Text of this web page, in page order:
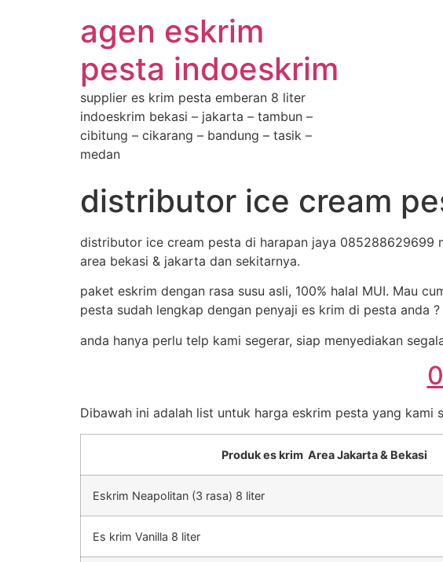
agen eskrim
pesta indoeskrim
supplier es krim pesta emberan 8 liter
indoeskrim bekasi – jakarta – tambun –
cibitung – cikarang – bandung – tasik –
medan
distributor ice cream
distributor ice cream pesta di harapan jaya 085288629699
area bekasi & jakarta dan sekitarnya.
paket eskrim dengan rasa susu asli, 100% halal MUI. Mau
pesta sudah lengkap dengan penyaji es krim di pesta anda
anda hanya perlu telp kami segerar, siap menyediakan
Dibawah ini adalah list untuk harga eskrim pesta yang kami
Produk es krim Area Jakarta & Bekasi
Eskrim Neapolitan (3 rasa) 8 liter
Es krim Vanilla 8 liter